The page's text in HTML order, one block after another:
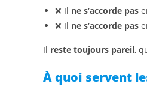
❌ Il ne s’accorde pas
❌ Il ne s’accorde pas
Il reste toujours pareil,
À quoi servent